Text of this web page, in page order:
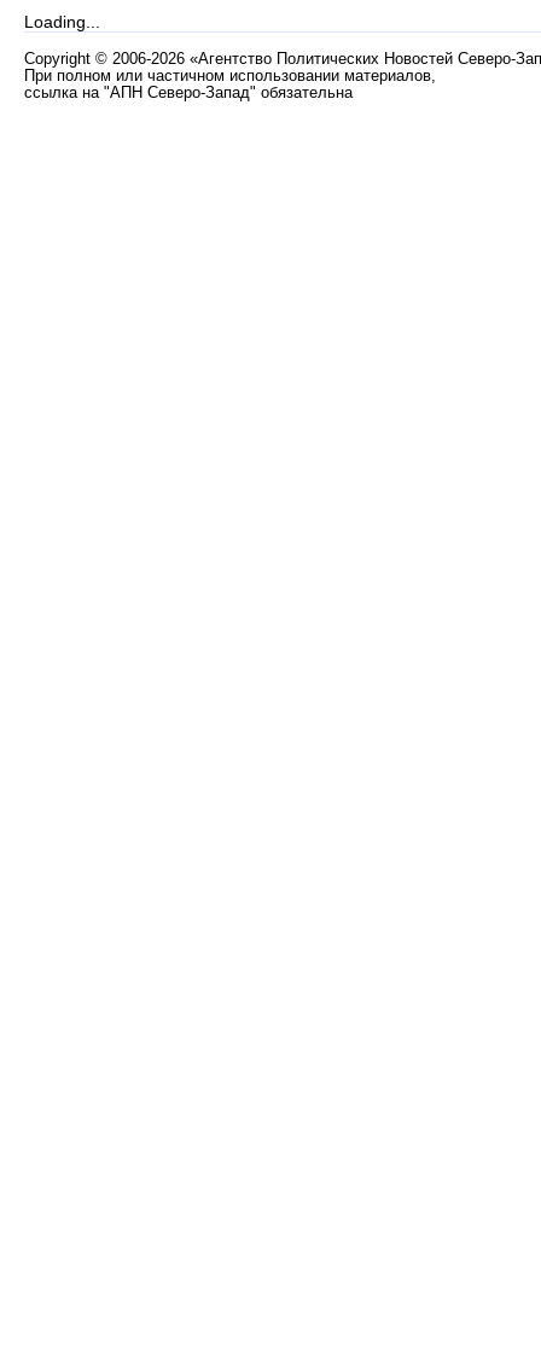
Loading...
Copyright © 2006-2026 «Агентство Политических Новостей Северо-
При полном или частичном использовании материалов,
ссылка на "АПН Северо-Запад" обязательна